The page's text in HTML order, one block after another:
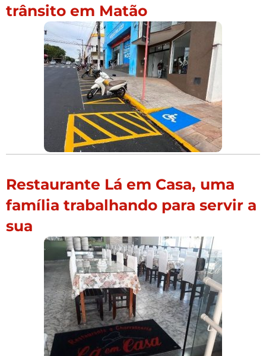
trânsito em Matão
Restaurante Lá em Casa, uma
família trabalhando para servir a
sua